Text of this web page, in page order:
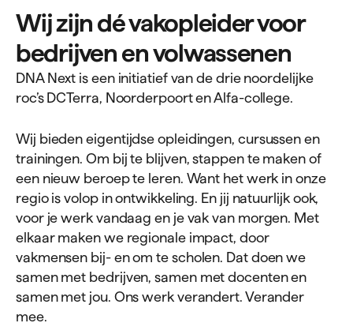
Wij zijn dé vakopleider voor
bedrijven en volwassenen
DNA Next is een initiatief van de drie noordelijke
roc’s DCTerra, Noorderpoort en Alfa-college.
Wij bieden eigentijdse opleidingen, cursussen en
trainingen. Om bij te blijven, stappen te maken of
een nieuw beroep te leren. Want het werk in onze
regio is volop in ontwikkeling. En jij natuurlijk ook,
voor je werk vandaag en je vak van morgen. Met
elkaar maken we regionale impact, door
vakmensen bij- en om te scholen. Dat doen we
samen met bedrijven, samen met docenten en
samen met jou. Ons werk verandert. Verander
mee.